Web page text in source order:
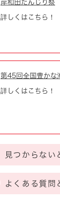
岸和田だんじり祭
詳しくはこちら！
第45回全国豊かな
詳しくはこちら！
見つからない
よくある質問